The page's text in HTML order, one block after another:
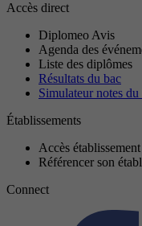
Accès direct
Diplomeo Avis
Agenda des
Liste des diplômes
Résultats du bac
Simulateur notes du
Établissements
Accès établissement
Référencer son
Connect